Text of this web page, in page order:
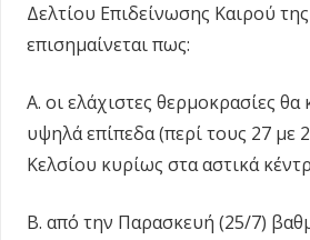
Δελτίου Επιδείνωσης Καιρού
επισημαίνεται πως:
Α. οι ελάχιστες θερμοκρασίες
υψηλά επίπεδα (περί τους 27 με
Κελσίου κυρίως στα αστικά
Β. από την Παρασκευή (25/7)